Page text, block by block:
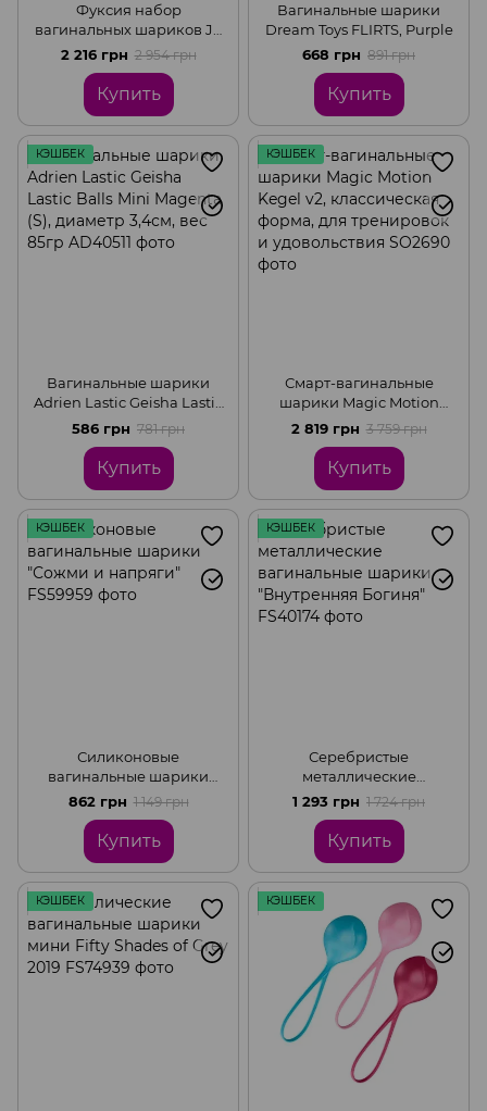
Фуксия набор
вагинальных шариков Je
Joue - Ami, диаметр 3,8-3,3-
2,7см, вес 54-71-100гр
2 216 грн 2 954 грн
Купить
Вагинальные шарики
Dream Toys FLIRTS, Purple
668 грн 891 грн
Купить
КЭШБЕК
Вагинальные шарики
Adrien Lastic Geisha Lastic
Balls Mini Magenta (S),
диаметр 3,4см, вес 85гр
586 грн 781 грн
Купить
КЭШБЕК
Смарт-вагинальные
шарики Magic Motion
Kegel v2, классическая
форма, для тренировок и
удовольствия
2 819 грн 3 759 грн
Купить
КЭШБЕК
Силиконовые
вагинальные шарики
"Сожми и напряги", Black
862 грн 1 149 грн
Купить
КЭШБЕК
Серебристые
металлические
вагинальные шарики
"Внутренняя Богиня",
Black
1 293 грн 1 724 грн
Купить
КЭШБЕК КЭШБЕК